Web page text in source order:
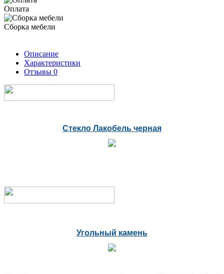
Оплата
Сборка мебели
Описание
Характеристики
Отзывы 0
Стекло Лакобель черная
Угольный камень